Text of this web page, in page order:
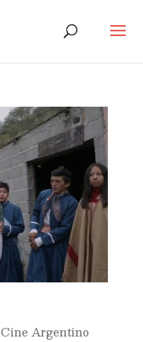
Cine Argentino